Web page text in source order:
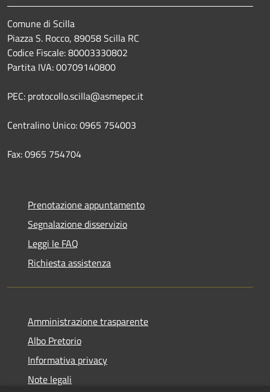
Comune di Scilla
Piazza S. Rocco, 89058 Scilla RC
Codice Fiscale: 80003330802
Partita IVA: 00709140800
PEC: protocollo.scilla@asmepec.it
Centralino Unico: 0965 754003
Fax: 0965 754704
Prenotazione appuntamento
Segnalazione disservizio
Leggi le FAQ
Richiesta assistenza
Amministrazione trasparente
Albo Pretorio
Informativa privacy
Note legali